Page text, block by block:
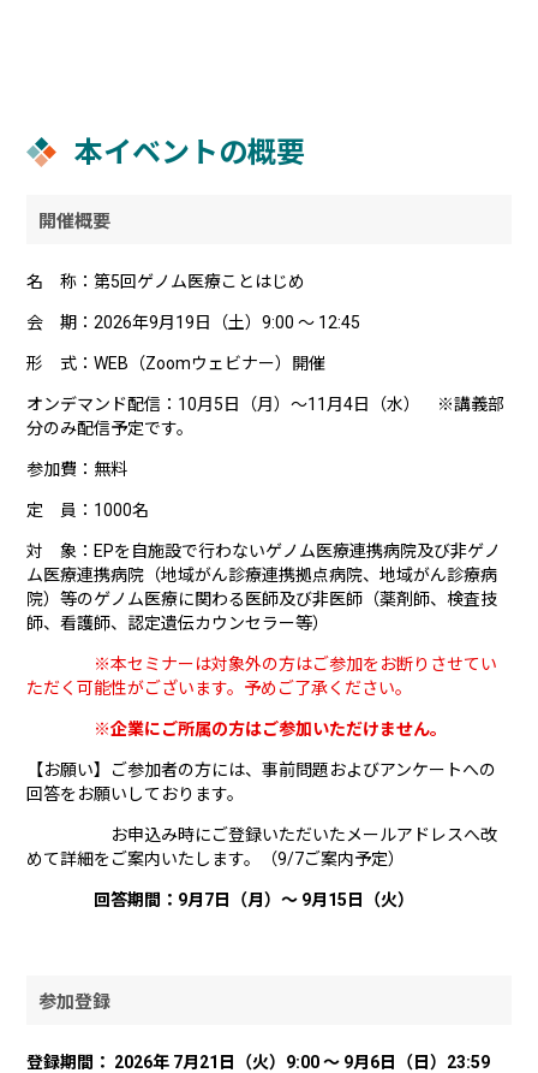
本イベントの概要
開催概要
名 称：第5回ゲノム医療ことはじめ
会 期：2026年9月19日（土）9:00 ～ 12:45
形 式：WEB（Zoomウェビナー）開催
オンデマンド配信：10月5日（月）～11月4日（水） ※講義部
分のみ配信予定です。
参加費：無料
定 員：1000名
対 象：EPを自施設で行わないゲノム医療連携病院及び非ゲノ
ム医療連携病院（地域がん診療連携拠点病院、地域がん診療病
院）等のゲノム医療に関わる医師及び非医師（薬剤師、検査技
師、看護師、認定遺伝カウンセラー等）
※本セミナーは対象外の方はご参加をお断りさせてい
ただく可能性がございます。予めご了承ください。
※企業にご所属の方はご参加いただけません。
【お願い】ご参加者の方には、事前問題およびアンケートへの
回答をお願いしております。
お申込み時にご登録いただいたメールアドレスへ改
めて詳細をご案内いたします。（9/7ご案内予定）
回答期間：9月7日（月）～ 9月15日（火）
参加登録
登録期 間： 2026年 7月21日（火）9:00 ～ 9月6日（日）23:59